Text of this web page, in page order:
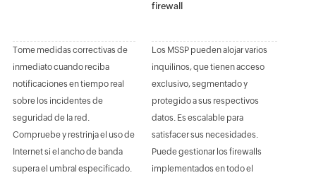
Tome medidas correctivas de
inmediato cuando reciba
notificaciones en tiempo real
sobre los incidentes de
seguridad de la red.
Compruebe y restrinja el uso de
Internet si el ancho de banda
supera el umbral especificado.
firewall
Los MSSP pueden alojar varios
inquilinos, que tienen acceso
exclusivo, segmentado y
protegido a sus respectivos
datos. Es escalable para
satisfacer sus necesidades.
Puede gestionar los firewalls
implementados en todo el